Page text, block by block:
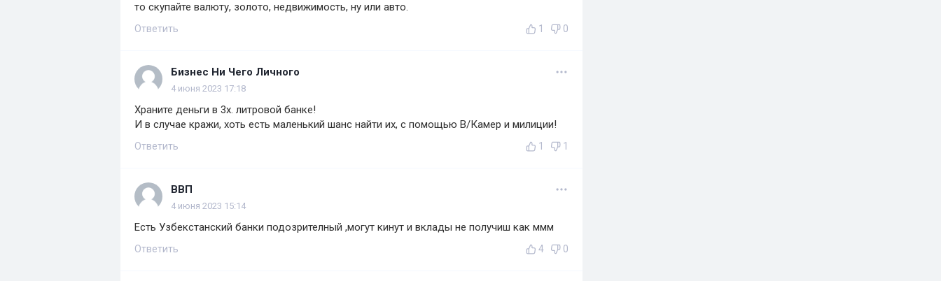
то скупайте валюту, золото, недвижимость, ну или авто.
Ответить 1 0
Бизнес Ни Чего Личного
4 июня 2023 17:18
Храните деньги в 3х. литровой банке!
И в случае кражи, хоть есть маленький шанс найти их, с помощью В/Камер и милиции!
Ответить 1 1
ВВП
4 июня 2023 15:14
Есть Узбекстанский банки подозрителный ,могут кинут и вклады не получиш как ммм
Ответить 4 0